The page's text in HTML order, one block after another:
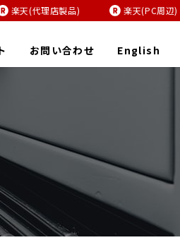
楽天(代理店製品) 楽天(PC周辺)
お問い合わせ English